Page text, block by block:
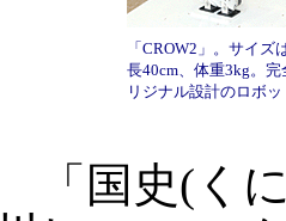
「CROW2」。サイズ
長40cm、体重3kg。完
リジナル設計のロボ
「国史(く